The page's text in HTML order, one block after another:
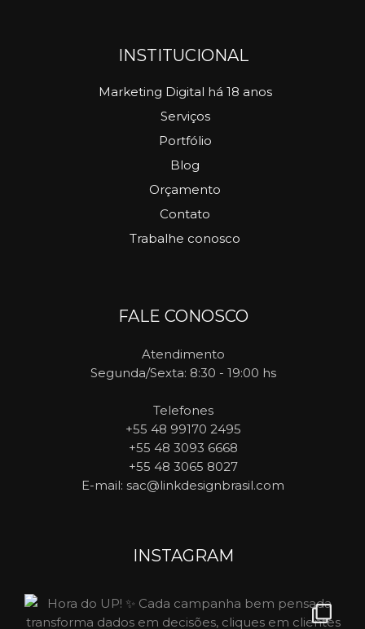
INSTITUCIONAL
Marketing Digital há 18 anos
Serviços
Portfólio
Blog
Orçamento
Contato
Trabalhe conosco
FALE CONOSCO
Atendimento
Segunda/Sexta: 8:30 - 19:00 hs
Telefones
+55 48 99170 2495
+55 48 3093 6668
+55 48 3065 8027
E-mail: sac@linkdesignbrasil.com
INSTAGRAM